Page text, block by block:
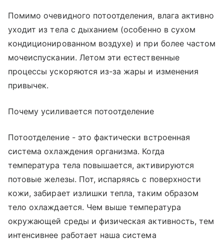
Помимо очевидного потоотделения, влага активно
уходит из тела с дыханием (особенно в сухом
кондиционированном воздухе) и при более частом
мочеиспускании. Летом эти естественные
процессы ускоряются из-за жары и изменения
привычек.
Почему усиливается потоотделение
Потоотделение - это фактически встроенная
система охлаждения организма. Когда
температура тела повышается, активируются
потовые железы. Пот, испаряясь с поверхности
кожи, забирает излишки тепла, таким образом
тело охлаждается. Чем выше температура
окружающей среды и физическая активность, тем
интенсивнее работает наша система